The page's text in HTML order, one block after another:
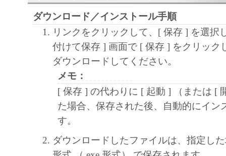
任を負いません。
ユーザーは、日本国政府または該当国
許可等を得ることなしに、本ソフトウ
一部を、直接または間接に輸出しては
ダウンロード／インストール手順
リンクをクリックして、[ 保存 ] を選択
付けて保存 ] 画面で [ 保存 ] をクリック
ダウンロードしてください。
メモ：
[ 保存 ] の代わりに [ 起動 ] （または [
た場合、保存された後、自動的にイン
す。
ダウンロードしたファイルは、指定し